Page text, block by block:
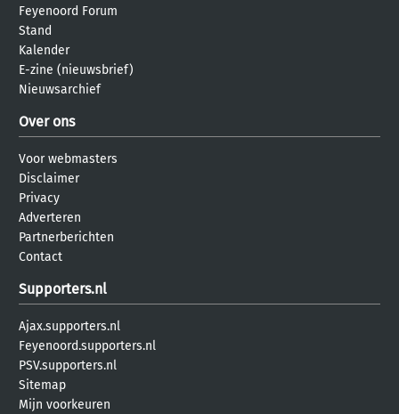
Feyenoord Forum
Stand
Kalender
E-zine (nieuwsbrief)
Nieuwsarchief
Over ons
Voor webmasters
Disclaimer
Privacy
Adverteren
Partnerberichten
Contact
Supporters.nl
Ajax.supporters.nl
Feyenoord.supporters.nl
PSV.supporters.nl
Sitemap
Mijn voorkeuren